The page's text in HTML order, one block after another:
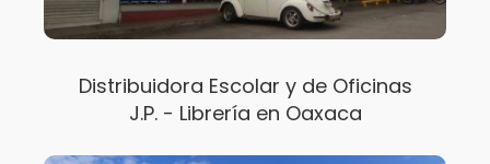
Distribuidora Escolar y de Oficinas
J.P. - Librería en Oaxaca